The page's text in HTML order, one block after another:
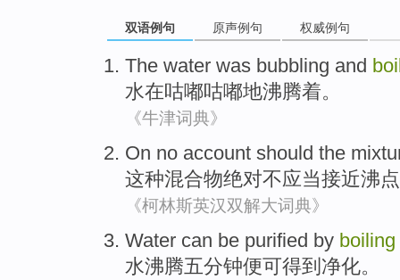
双语例句 原声例句 权威例句
The water was bubbling and
水在咕嘟咕嘟地沸腾着。
《牛津词典》
On no account should the
这种混合物绝对不应当接近沸点
《柯林斯英汉双解大词典》
Water can be purified by boiling
水沸腾五分钟便可得到 净化。